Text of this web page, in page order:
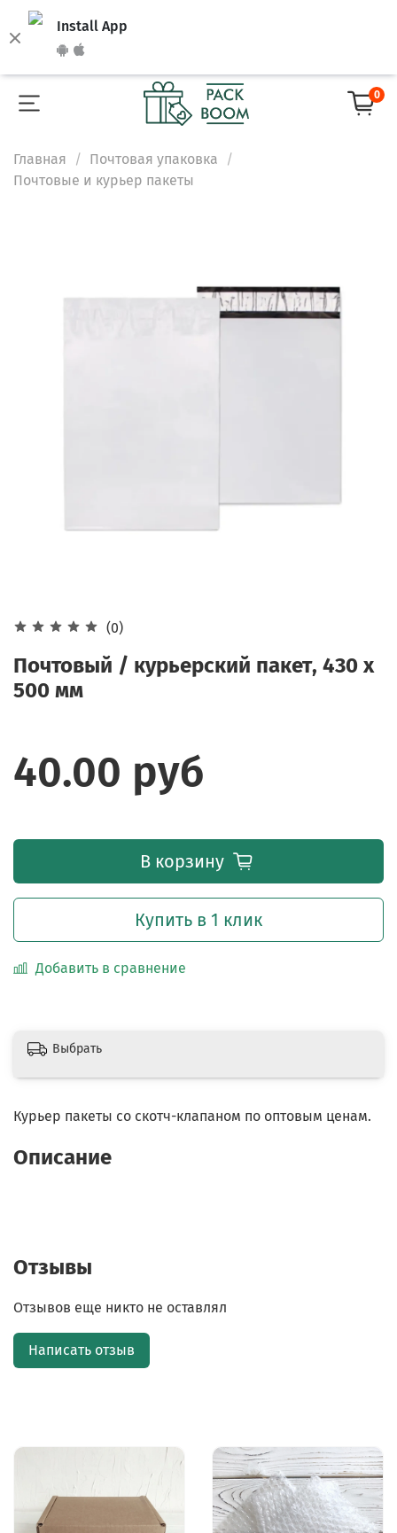
Install App
0
Главная
Почтовая упаковка
Почтовые и курьер пакеты
(0)
Почтовый / курьерский пакет, 430 х
500 мм
40.00 руб
В корзину
Купить в 1 клик
Добавить в сравнение
Выбрать
Курьер пакеты со скотч-клапаном по оптовым ценам.
Описание
Отзывы
Отзывов еще никто не оставлял
Написать отзыв